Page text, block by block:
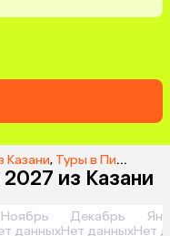
Казани, Туры в Писсури из Казани
из Казани
Ноябрь
данных
Декабрь
Нет данныхНет